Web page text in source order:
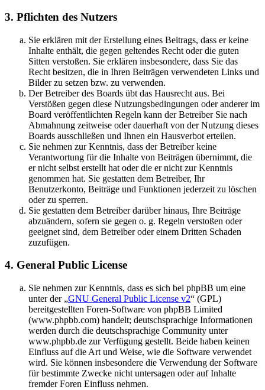
3. Pflichten des Nutzers
Sie erklären mit der Erstellung eines Beitrags, dass er keine
Inhalte enthält, die gegen geltendes Recht oder die guten
Sitten verstoßen. Sie erklären insbesondere, dass Sie das
Recht besitzen, die in Ihren Beiträgen verwendeten Links und
Bilder zu setzen bzw. zu verwenden.
Der Betreiber des Boards übt das Hausrecht aus. Bei
Verstößen gegen diese Nutzungsbedingungen oder anderer im
Board veröffentlichten Regeln kann der Betreiber Sie nach
Abmahnung zeitweise oder dauerhaft von der Nutzung dieses
Boards ausschließen und Ihnen ein Hausverbot erteilen.
Sie nehmen zur Kenntnis, dass der Betreiber keine
Verantwortung für die Inhalte von Beiträgen übernimmt, die
er nicht selbst erstellt hat oder die er nicht zur Kenntnis
genommen hat. Sie gestatten dem Betreiber, Ihr
Benutzerkonto, Beiträge und Funktionen jederzeit zu löschen
oder zu sperren.
Sie gestatten dem Betreiber darüber hinaus, Ihre Beiträge
abzuändern, sofern sie gegen o. g. Regeln verstoßen oder
geeignet sind, dem Betreiber oder einem Dritten Schaden
zuzufügen.
4. General Public License
Sie nehmen zur Kenntnis, dass es sich bei phpBB um eine
unter der „GNU General Public License v2“ (GPL)
bereitgestellten Foren-Software von phpBB Limited
(www.phpbb.com) handelt; deutschsprachige Informationen
werden durch die deutschsprachige Community unter
www.phpbb.de zur Verfügung gestellt. Beide haben keinen
Einfluss auf die Art und Weise, wie die Software verwendet
wird. Sie können insbesondere die Verwendung der Software
für bestimmte Zwecke nicht untersagen oder auf Inhalte
fremder Foren Einfluss nehmen.